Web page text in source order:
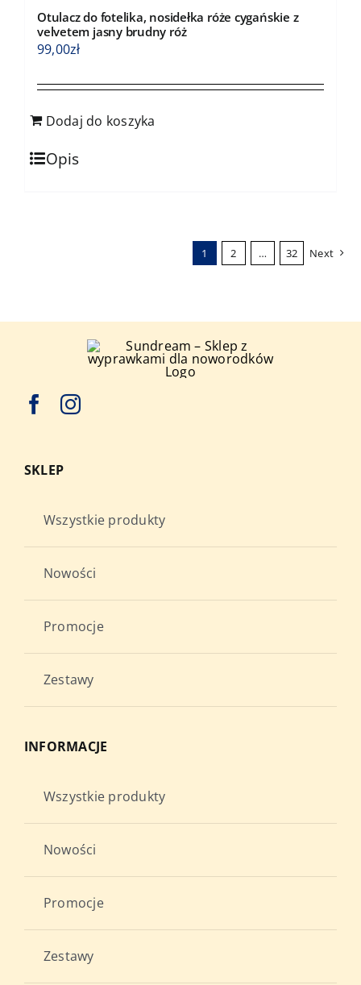
Otulacz do fotelika, nosidełka róże cygańskie z
velvetem jasny brudny róż
99,00zł
Dodaj do koszyka
Opis
1 2 … 32 Next
SKLEP
Wszystkie produkty
Nowości
Promocje
Zestawy
INFORMACJE
Wszystkie produkty
Nowości
Promocje
Zestawy